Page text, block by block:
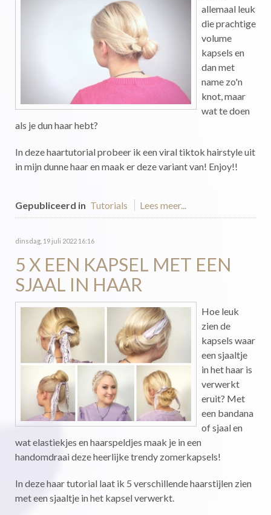
allemaal leuk
die prachtige
volume
kapsels en
dan met
name zo'n
knot, maar
wat te doen
als je dun haar hebt?
In deze haartutorial probeer ik een viral tiktok hairstyle uit
in mijn dunne haar en maak er deze variant van! Enjoy!!
Gepubliceerd in Tutorials Lees meer...
dinsdag, 19 juli 2022 16:16
5 X EEN KAPSEL MET EEN
SJAAL IN HAAR
Hoe leuk
zien de
kapsels waar
een sjaaltje
in het haar is
verwerkt
eruit? Met
een bandana
of sjaal en
wat elastiekjes en haarspeldjes maak je in een
handomdraai deze heerlijke trendy zomerkapsels!
In deze haar tutorial laat ik 5 verschillende haarstijlen zien
met een sjaaltje in het kapsel verwerkt.